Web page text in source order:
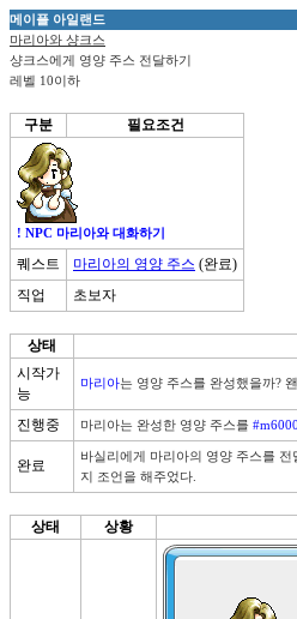
메이플 아일랜드
마리아와 샹크스
샹크스에게 영양 주스 전달하기
레벨 10이하
구분 필요조건
! NPC 마리아와 대화하기
퀘스트 마리아의 영양 주스 (완료)
직업
초보자
상태
시작가
능
마리아는 영양 주스를 완성했을까?
진행중 마리아는 완성한 영양 주스를
완료
바실리에게 마리아의 영양 주스를
지 조언을 해주었다.
상태 상황